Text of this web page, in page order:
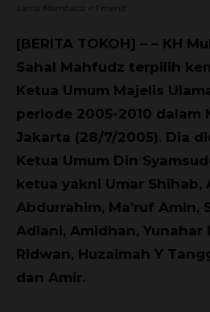
Lama Membaca: < 1 menit
[BERITA TOKOH] – – KH
Sahal Mahfudz terpilih
Ketua Umum Majelis
periode 2005-2010 dalam
Jakarta (28/7/2005). Dia
Ketua Umum Din
ketua yakni Umar Shihab,
Abdurrahim, Ma’ruf Amin,
Adlani, Amidhan, Yunahar
Ridwan, Huzaimah Y
dan Amir.